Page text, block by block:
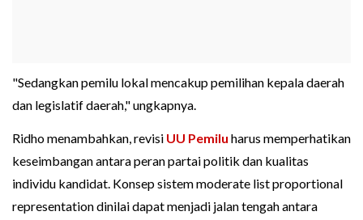
"Sedangkan pemilu lokal mencakup pemilihan kepala daerah
dan legislatif daerah," ungkapnya.
Ridho menambahkan, revisi UU Pemilu harus memperhatikan
keseimbangan antara peran partai politik dan kualitas
individu kandidat. Konsep sistem moderate list proportional
representation dinilai dapat menjadi jalan tengah antara